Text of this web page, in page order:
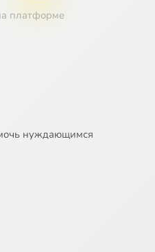
платформе
нуждающимся